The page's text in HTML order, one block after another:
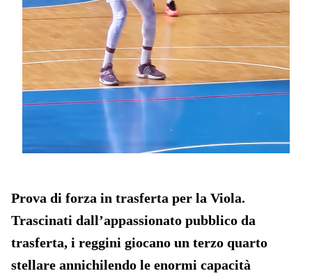
Prova di forza in trasferta per la Viola.
Trascinati dall’appassionato pubblico da
trasferta, i reggini giocano un terzo quarto
stellare annichilendo le enormi capacità